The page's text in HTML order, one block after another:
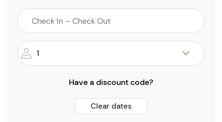
1
Have a discount code?
Clear dates